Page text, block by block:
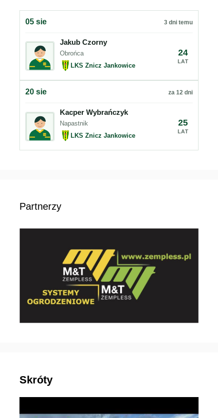
05 sie 3 dni temu
Jakub Czorny
Obrońca
LKS Znicz Jankowice
24
LAT
20 sie za 12 dni
Kacper Wybrańczyk
Napastnik
LKS Znicz Jankowice
25
LAT
Partnerzy
Skróty